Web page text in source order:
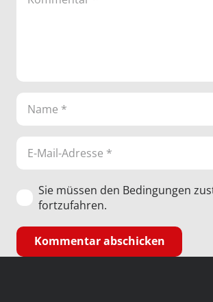
Sie müssen den Bedingungen
fortzufahren.
Kommentar abschicken